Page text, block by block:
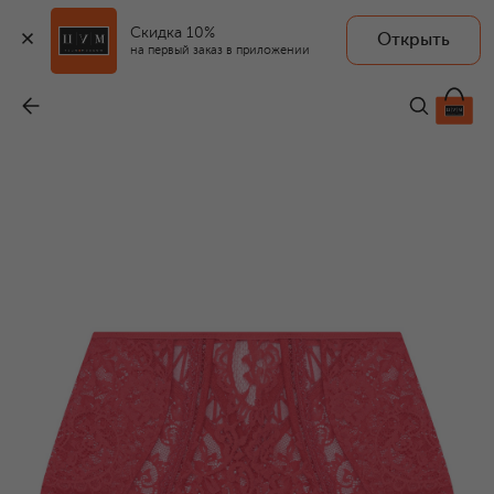
Скидка 10%
на первый заказ в приложении
Открыть
21 930 ₽